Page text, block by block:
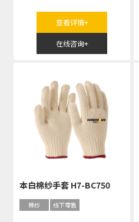
查看详情+
在线咨询+
本白棉纱手套 H7-BC750
棉纱 线下零售